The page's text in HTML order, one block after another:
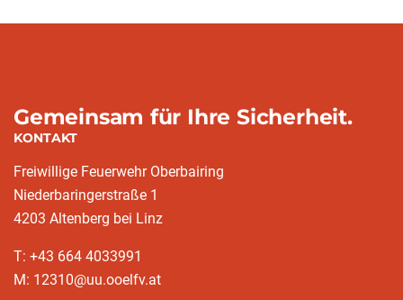
Gemeinsam für Ihre Sicherheit.
KONTAKT
Freiwillige Feuerwehr Oberbairing
Niederbaringerstraße 1
4203 Altenberg bei Linz
T: +43 664 4033991
M: 12310@uu.ooelfv.at